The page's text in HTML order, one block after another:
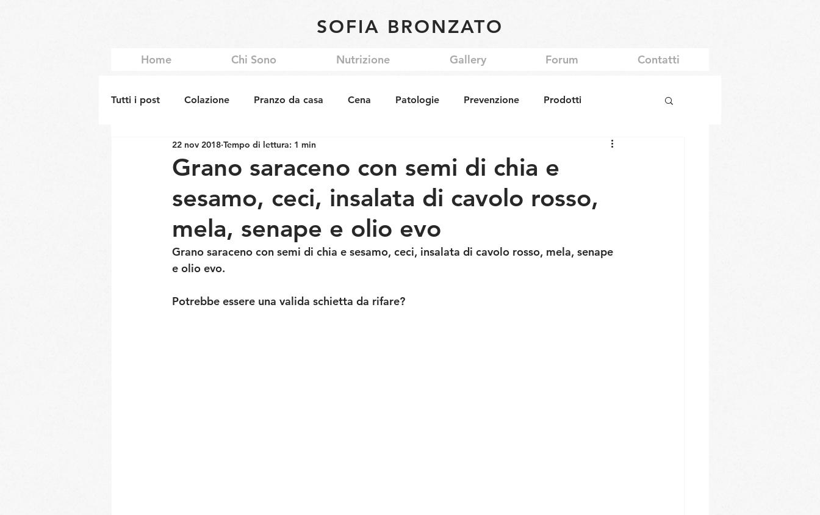
SOFIA BRONZATO
Home Chi Sono Nutrizione Gallery Forum Contatti
Tutti i post Colazione Pranzo da casa Cena Patologie Prevenzione Prodotti
Grano saraceno con semi di chia e
sesamo, ceci, insalata di cavolo rosso,
mela, senape e olio evo
22 nov 2018 Tempo di lettura: 1 min
Grano saraceno con semi di chia e sesamo, ceci, insalata di cavolo rosso, mela, senape
e olio evo.
Potrebbe essere una valida schietta da rifare?